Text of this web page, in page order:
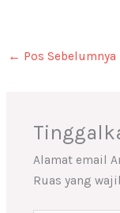
← Pos Sebelumnya
Alamat email
Ruas yang